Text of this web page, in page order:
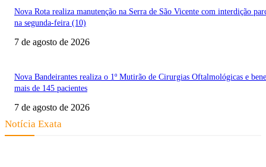
Nova Rota realiza manutenção na Serra de São Vicente com interdição
na segunda-feira (10)
7 de agosto de 2026
Nova Bandeirantes realiza o 1º Mutirão de Cirurgias Oftalmológicas e
mais de 145 pacientes
7 de agosto de 2026
Notícia Exata